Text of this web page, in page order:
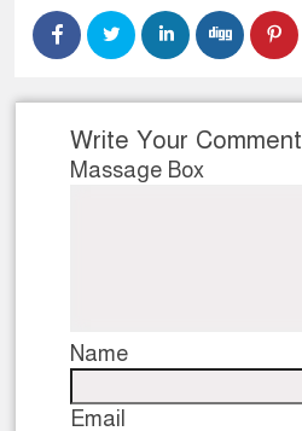
Write Your Comment
Massage Box
Name
Email